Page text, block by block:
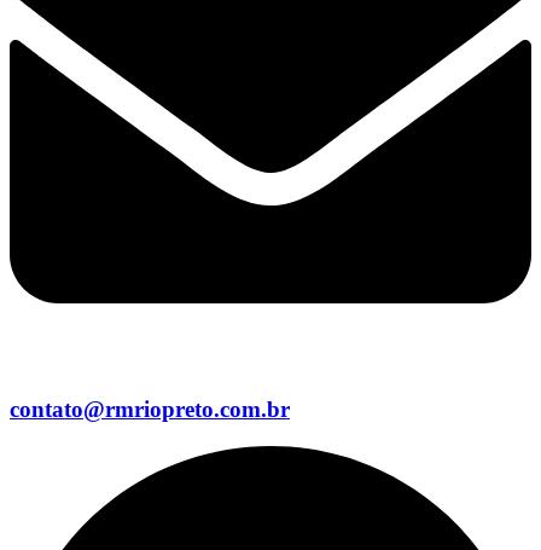
contato@rmriopreto.com.br